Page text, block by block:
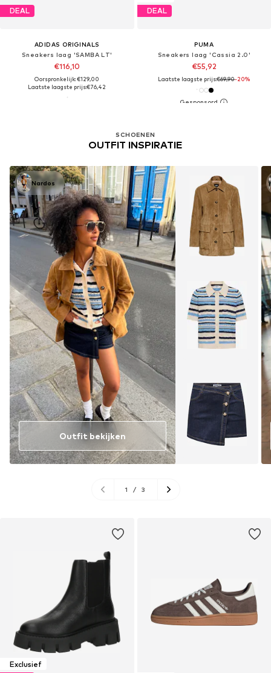
DEAL
ADIDAS ORIGINALS
Sneakers laag 'SAMBA LT'
€116,10
Oorspronkelijk: €129,00
Laatste laagste prijs:€76,42
DEAL
PUMA
Sneakers laag 'Cassia 2.0'
€55,92
Laatste laagste prijs:€69,90-20%
SCHOENEN
OUTFIT INSPIRATIE
Nardos
Outfit bekijken
1 / 3
Exclusief